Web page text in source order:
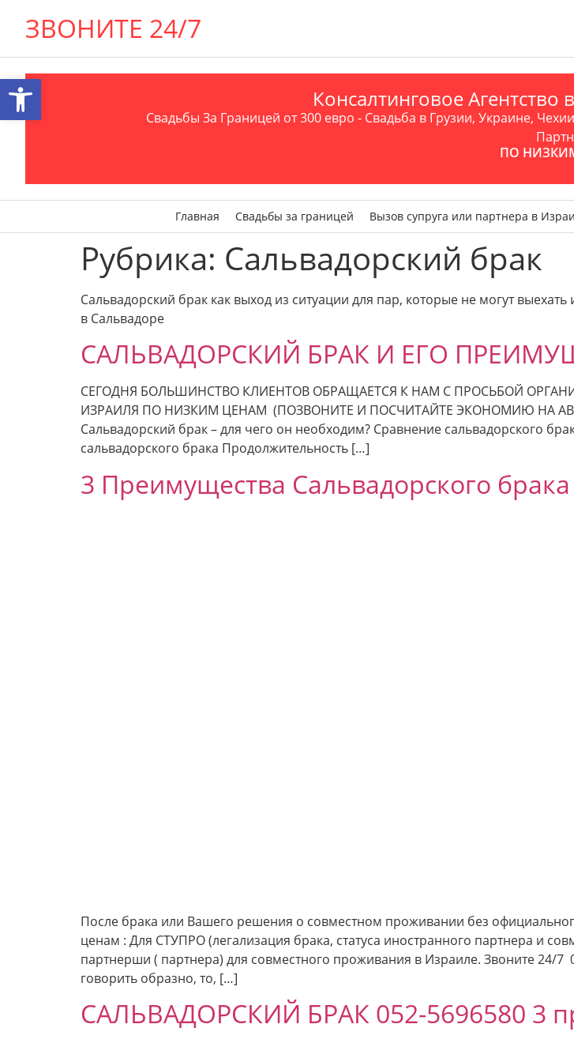
ЗВОНИТЕ 24/7
Консалтинговое Агентство
Свадьбы За Границей от 300 евро - Свадьба в Грузии, Украине,
ПО
Главная Свадьбы за границей Вызов супруга или партнера в
Рубрика: Сальвадорский брак
Сальвадорский брак как выход из ситуации для пар, которые не могут
в Сальвадоре
САЛЬВАДОРСКИЙ БРАК И ЕГО
СЕГОДНЯ БОЛЬШИНСТВО КЛИЕНТОВ ОБРАЩАЕТСЯ К НАМ С ПРОСЬБОЙ
ИЗРАИЛЯ ПО НИЗКИМ ЦЕНАМ (ПОЗВОНИТЕ И ПОСЧИТАЙТЕ ЭКОНОМИЮ НА
Сальвадорский брак – для чего он необходим? Сравнение сальвадорского
сальвадорского брака Продолжительность […]
3 Преимущества Сальвадорского
После брака или Вашего решения о совместном проживании без
ценам : Для СТУПРО (легализация брака, статуса иностранного партнера и
партнерши ( партнера) для совместного проживания в Израиле. Звоните 24/
говорить образно, то, […]
САЛЬВАДОРСКИЙ БРАК 052-5696580 3
Открыть панель инструментов